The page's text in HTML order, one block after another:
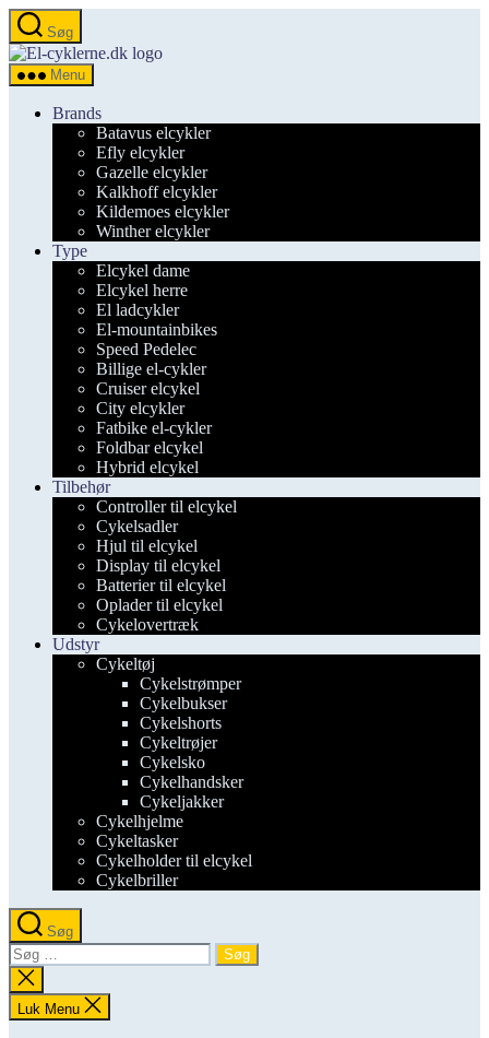
Spring
til
indholdet
Søg
el-
Menu
Brands
Batavus elcykler
Efly elcykler
Gazelle elcykler
Kalkhoff elcykler
Kildemoes elcykler
Winther elcykler
Type
Elcykel dame
Elcykel herre
El ladcykler
El-mountainbikes
Speed Pedelec
Billige el-cykler
Cruiser elcykel
City elcykler
Fatbike el-cykler
Foldbar elcykel
Hybrid elcykel
Tilbehør
Controller til elcykel
Cykelsadler
Hjul til elcykel
Display til elcykel
Batterier til elcykel
Oplader til elcykel
Cykelovertræk
Udstyr
Cykeltøj
Cykelstrømper
Cykelbukser
Cykelshorts
Cykeltrøjer
Cykelsko
Cykelhandsker
Cykeljakker
Cykelhjelme
Cykeltasker
Cykelholder til elcykel
Cykelbriller
Søg
Søg
efter:
Luk
søgning
Luk Menu